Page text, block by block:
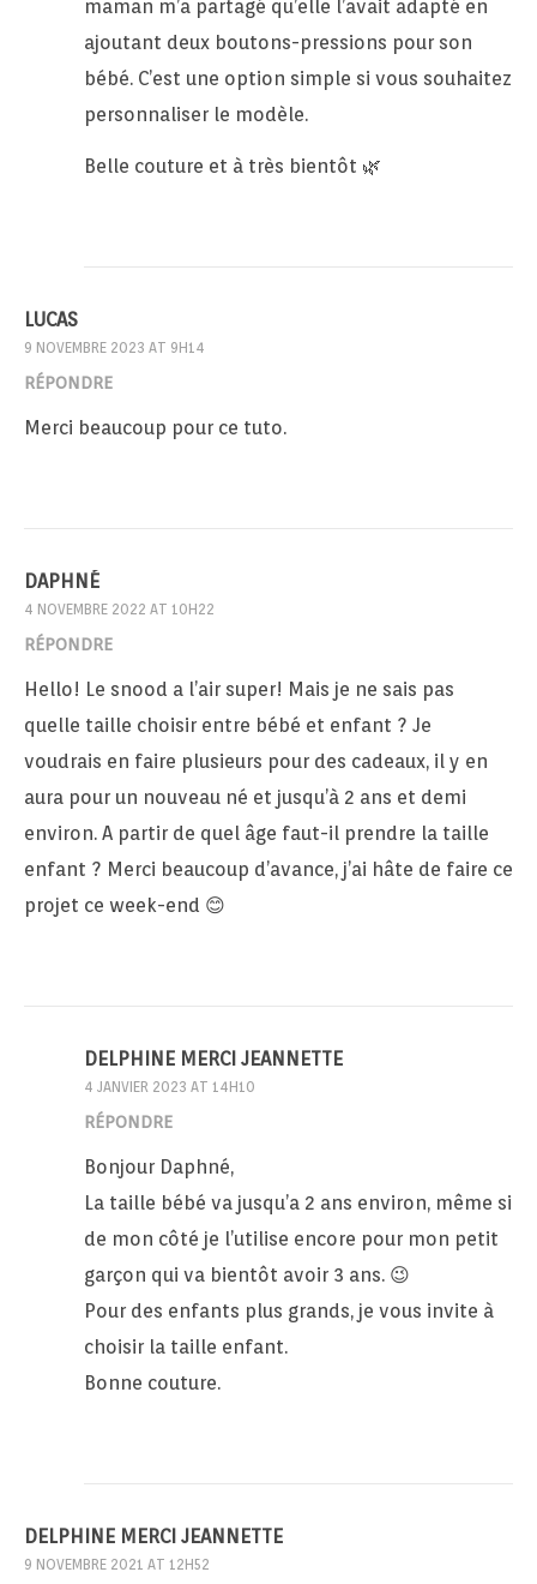
maman m’a partagé qu’elle l’avait adapté en
ajoutant deux boutons-pressions pour son
bébé. C’est une option simple si vous souhaitez
personnaliser le modèle.
Belle couture et à très bientôt 🌿
LUCAS
9 NOVEMBRE 2023 AT 9H14
RÉPONDRE
Merci beaucoup pour ce tuto.
DAPHNÉ
4 NOVEMBRE 2022 AT 10H22
RÉPONDRE
Hello! Le snood a l’air super! Mais je ne sais pas
quelle taille choisir entre bébé et enfant ? Je
voudrais en faire plusieurs pour des cadeaux, il y en
aura pour un nouveau né et jusqu’à 2 ans et demi
environ. A partir de quel âge faut-il prendre la taille
enfant ? Merci beaucoup d’avance, j’ai hâte de faire ce
projet ce week-end 😊
DELPHINE MERCI JEANNETTE
4 JANVIER 2023 AT 14H10
RÉPONDRE
Bonjour Daphné,
La taille bébé va jusqu’a 2 ans environ, même si
de mon côté je l’utilise encore pour mon petit
garçon qui va bientôt avoir 3 ans. 😉
Pour des enfants plus grands, je vous invite à
choisir la taille enfant.
Bonne couture.
DELPHINE MERCI JEANNETTE
9 NOVEMBRE 2021 AT 12H52